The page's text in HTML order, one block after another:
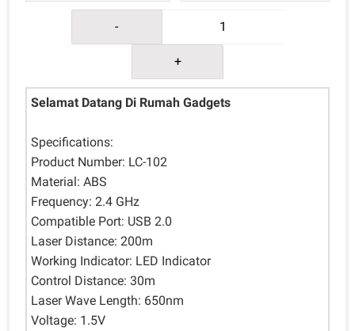
-
+
Selamat Datang Di Rumah Gadgets
Specifications:
Product Number: LC-102
Material: ABS
Frequency: 2.4 GHz
Compatible Port: USB 2.0
Laser Distance: 200m
Working Indicator: LED Indicator
Control Distance: 30m
Laser Wave Length: 650nm
Voltage: 1.5V